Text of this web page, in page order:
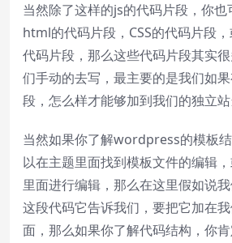
Background
Color
Transparency
Window
Font Size
Text Edge Style
当然除了这样的js的代码片段，你
html的代码片段，CSS的代码片段
代码片段，那么这些代码片段其实
们手动的去写，最主要的是我们如
段，怎么样才能够加到我们的独立站
当然如果你了解wordpress的模板
以在主题里面找到模板文件的编辑
里面进行编辑，那么在这里假如说
这段代码它告诉我们，要把它加在
面，那么如果你了解代码结构，你